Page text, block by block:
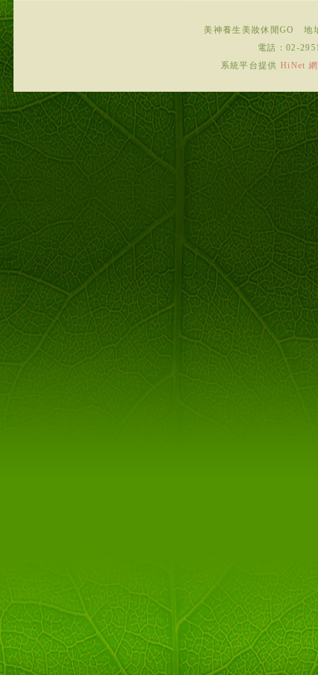
美神養生美妝休閒GO
地
電話： 02-
系統平台提供HiNet